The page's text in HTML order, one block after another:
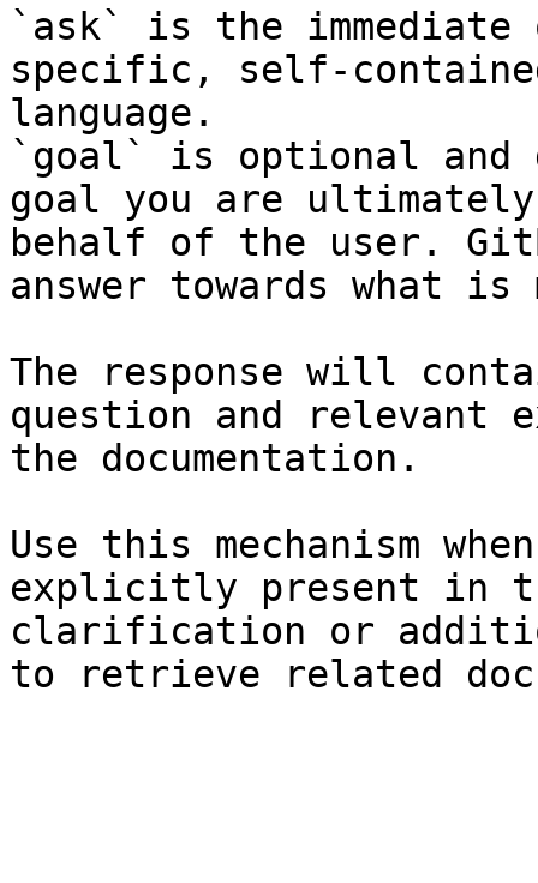
`ask` is the
specific, self-
language.
`goal` is optional and
goal you are
behalf of the user.
answer towards what
The response will
question and relevant
the documentation.
Use this mechanism
explicitly present in
clarification or